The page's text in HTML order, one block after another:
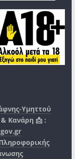
Υμηττού
Κανάρη 📩 :